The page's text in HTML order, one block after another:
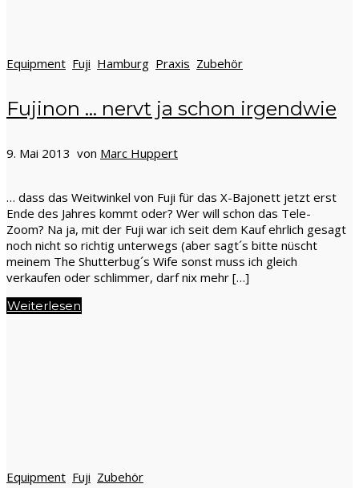
Equipment Fuji Hamburg Praxis Zubehör
Fujinon … nervt ja schon irgendwie
9. Mai 2013 von Marc Huppert
… dass das Weitwinkel von Fuji für das X-Bajonett jetzt erst
Ende des Jahres kommt oder? Wer will schon das Tele-
Zoom? Na ja, mit der Fuji war ich seit dem Kauf ehrlich gesagt
noch nicht so richtig unterwegs (aber sagt´s bitte nüscht
meinem The Shutterbug´s Wife sonst muss ich gleich
verkaufen oder schlimmer, darf nix mehr […]
Weiterlesen
Equipment Fuji Zubehör